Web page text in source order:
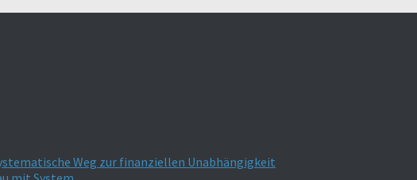
Weg zur finanziellen Unabhängigkeit